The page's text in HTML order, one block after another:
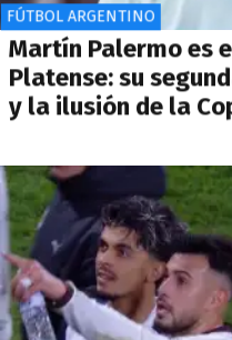
FÚTBOL ARGENTINO
Martín Palermo es
Platense: su
y la ilusión de la